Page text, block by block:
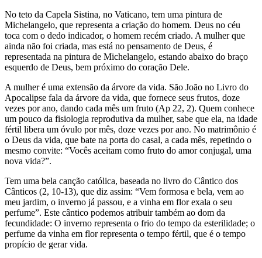
No teto da Capela Sistina, no Vaticano, tem uma pintura de
Michelangelo, que representa a criação do homem. Deus no céu
toca com o dedo indicador, o homem recém criado. A mulher que
ainda não foi criada, mas está no pensamento de Deus, é
representada na pintura de Michelangelo, estando abaixo do braço
esquerdo de Deus, bem próximo do coração Dele.
A mulher é uma extensão da árvore da vida. São João no Livro do
Apocalipse fala da árvore da vida, que fornece seus frutos, doze
vezes por ano, dando cada mês um fruto (Ap 22, 2). Quem conhece
um pouco da fisiologia reprodutiva da mulher, sabe que ela, na idade
fértil libera um óvulo por mês, doze vezes por ano. No matrimônio é
o Deus da vida, que bate na porta do casal, a cada mês, repetindo o
mesmo convite: “Vocês aceitam como fruto do amor conjugal, uma
nova vida?”.
Tem uma bela canção católica, baseada no livro do Cântico dos
Cânticos (2, 10-13), que diz assim: “Vem formosa e bela, vem ao
meu jardim, o inverno já passou, e a vinha em flor exala o seu
perfume”. Este cântico podemos atribuir também ao dom da
fecundidade: O inverno representa o frio do tempo da esterilidade; o
perfume da vinha em flor representa o tempo fértil, que é o tempo
propício de gerar vida.